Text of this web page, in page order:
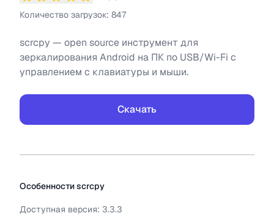
Средний рейтинг4.6из 5 звезд
Количество загрузок: 847
scrcpy — open source инструмент для
зеркалирования Android на ПК по USB/Wi-Fi с
управлением с клавиатуры и мыши.
Скачать
Особенностиscrcpy
Доступная версия: 3.3.3